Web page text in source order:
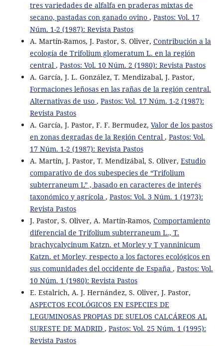
tres variedades de alfalfa en praderas mixtas de
secano, pastadas con ganado ovino , Pastos: Vol. 17
Núm. 1-2 (1987): Revista Pastos
A. Martín-Ramos, J. Pastor, S. Oliver, Contribución a la
ecología de Trifolium glomeratum L. en la región
central , Pastos: Vol. 10 Núm. 2 (1980): Revista Pastos
A. García, J. L. González, T. Mendizabal, J. Pastor,
Formaciones leñosas en las rañas de la región central.
Alternativas de uso , Pastos: Vol. 17 Núm. 1-2 (1987):
Revista Pastos
A. García, J. Pastor, F. F. Bermudez, Valor de los pastos
en zonas degradas de la Región Central , Pastos: Vol.
17 Núm. 1-2 (1987): Revista Pastos
A. Martín, J. Pastor, T. Mendizábal, S. Oliver, Estudio
comparativo de dos subespecies de “Trifolium
subterraneum L” , basado en caracteres de interés
taxonómico y agrícola , Pastos: Vol. 3 Núm. 1 (1973):
Revista Pastos
J. Pastor, S. Oliver, A. Martín-Ramos, Comportamiento
diferencial de Trifolium subterraneum L., T.
brachycalycinum Katzn. et Morley y T yanninicum
Katzn. et Morley, respecto a los factores ecológicos en
sus comunidades del occidente de España , Pastos: Vol.
10 Núm. 1 (1980): Revista Pastos
E. Estalrich, A. J. Hernández, S. Oliver, J. Pastor,
ASPECTOS ECOLÓGICOS EN ESPECIES DE
LEGUMINOSAS PROPIAS DE SUELOS CALCÁREOS AL
SURESTE DE MADRID , Pastos: Vol. 25 Núm. 1 (1995):
Revista Pastos